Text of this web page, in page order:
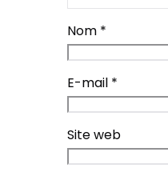
Nom *
E-mail *
Site web